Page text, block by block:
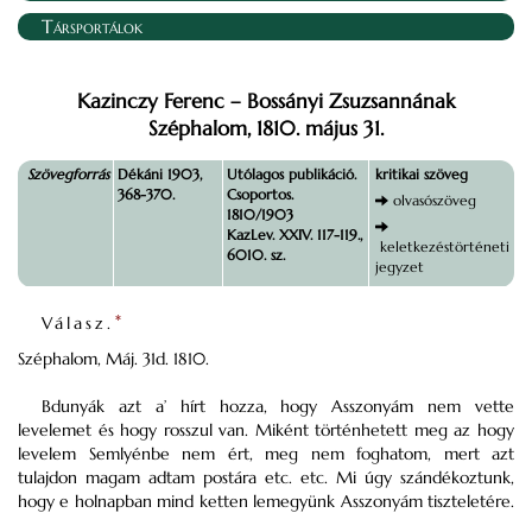
Társportálok
Kazinczy Ferenc – Bossányi Zsuzsannának
Széphalom, 1810. május 31.
Szövegforrás Dékáni 1903,
368-370.
Utólagos publikáció.
Csoportos.
1810/1903
KazLev. XXIV. 117-119.,
6010. sz.
kritikai szöveg
olvasószöveg
keletkezéstörténeti
jegyzet
Válasz. *
Széphalom, Máj. 31d. 1810.
Bdunyák azt a’ hírt hozza, hogy Asszonyám nem vette
levelemet és hogy rosszul van. Miként történhetett meg az hogy
levelem Semlyénbe nem ért, meg nem foghatom, mert azt
tulajdon magam adtam postára etc. etc. Mi úgy szándékoztunk,
hogy e holnapban mind ketten lemegyünk Asszonyám tiszteletére.